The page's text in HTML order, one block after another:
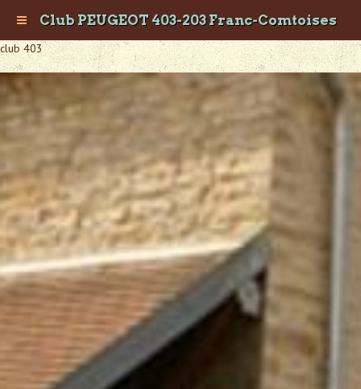
club 403
Club PEUGEOT 403-203 Franc-Comtoises